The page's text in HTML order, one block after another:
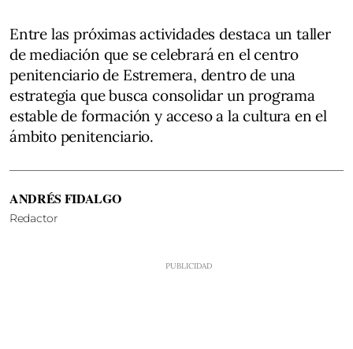
Entre las próximas actividades destaca un taller
de mediación que se celebrará en el centro
penitenciario de Estremera, dentro de una
estrategia que busca consolidar un programa
estable de formación y acceso a la cultura en el
ámbito penitenciario.
ANDRÉS FIDALGO
Redactor